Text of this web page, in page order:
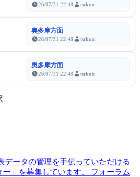
26/07/31 22:48 tsrknic
奥多摩方面
26/07/31 22:48 tsrknic
奥多摩方面
26/07/31 22:48 tsrknic
データの管理を手伝っていただける
ー」を募集しています。
フォーラム